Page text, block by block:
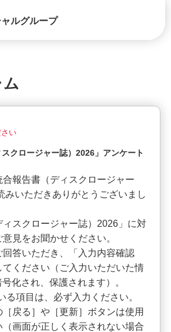
い
スクロージャー誌）2026」アンケート
合報告書（ディスクロージャー
みいただきありがとうございまし
ィスクロージャー誌）2026」に対
見をお聞かせください。
回答いただき、「入力内容確認
ください（ご入力いただいた情
化され、保護されます）。
る項目は、必ず入力ください。
戻る］や［更新］ボタンは使用
（画面が正しく表示されない場合